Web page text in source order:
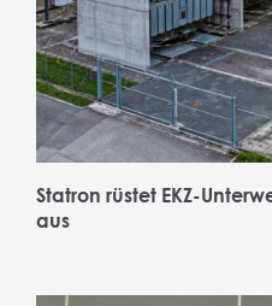
Statron rüstet EKZ-
aus